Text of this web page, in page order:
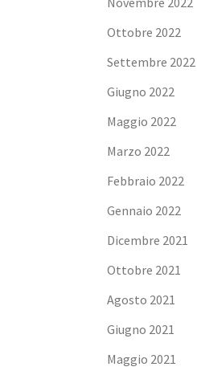
Ottobre 2022
Settembre 2022
Giugno 2022
Maggio 2022
Marzo 2022
Febbraio 2022
Gennaio 2022
Dicembre 2021
Ottobre 2021
Agosto 2021
Giugno 2021
Maggio 2021